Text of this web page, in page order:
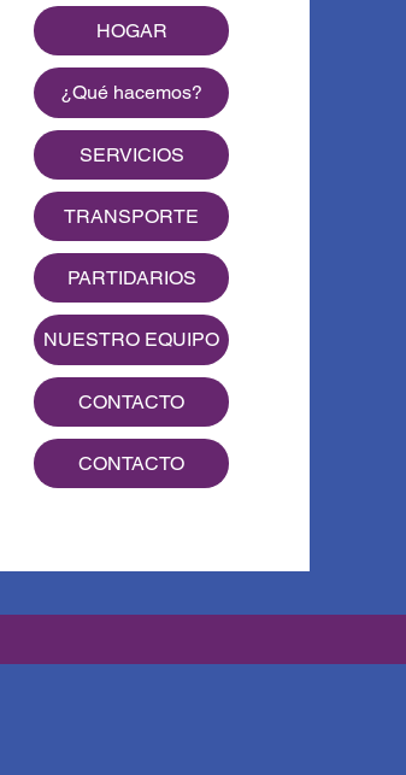
HOGAR
¿Qué hacemos?
SERVICIOS
TRANSPORTE
PARTIDARIOS
NUESTRO EQUIPO
CONTACTO
CONTACTO